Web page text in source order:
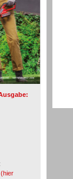
(hier